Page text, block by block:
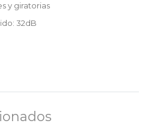
y giratorias
32dB